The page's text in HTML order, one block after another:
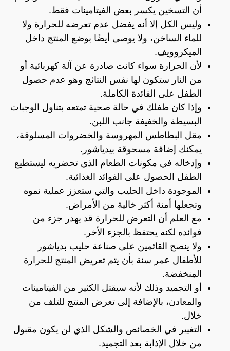
أن التسخين يكسر بعض الفيتامينات فقط.
وليس الكل إلا أنه يفضل عدم تعرضه للحرارة ولا
للماء الساخن، ولا يوصى أيضًا بوضع المنتج داخل
الميكروويف.
لأن الحرارة سواء كانت صادرة عن آلة كهربائية أو
من النار ستكون لها نفس النتائج وهو عدم حصول
الطفل على الفائدة الكاملة.
وإذا كان طفلك في حالة صحية تمتعه بتناول الوجبات
البسيطة والخفيفة جانب اللبن.
مقل البطاطس المهروسة والخضروات المسلوقة،
يمكنك إضافة مسحوقة بيدياشور.
وإدخاله في مكونات الطعام الذي تحضريه ليستطيع
الطفل الحصول على الفوائد الغذائية.
الموجودة داخل الحليب والتي ستعزز عملية نموه
وتجعلها أمنة أكثر خالية من الأمراض.
مع العلم أن التعرض للحرارة قد يهدر جزء من
فوائده لكنه يحتفظ بالجزء الأخر.
ولا ينصح القائمين على صناعة حليب بدياشور
للأطفال عمر سنة بأن يتم تعريض المنتج للحرارة
المنخفضة.
أو التجميد وذلك لأنه سيقتل الكثير من الفيتامينات
والمعادن، بالإضافة إلى تعرض المنتج للتلف من
خلال.
التغيير في الخصائص والشكل الذي لن يكون مقبول
من خلال الإذابة بعد التجميد.